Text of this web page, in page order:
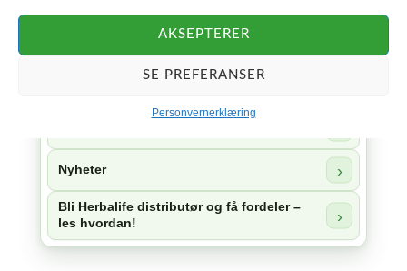
AKSEPTERER
SE PREFERANSER
Personvernerklæring
Nyheter
Bli Herbalife distributør og få fordeler –
les hvordan!